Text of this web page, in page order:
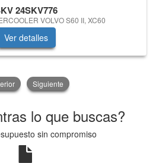
24SKV776
VOLVO S60 II, XC60
Ver detalles
Siguiente
lo que buscas?
sin compromiso